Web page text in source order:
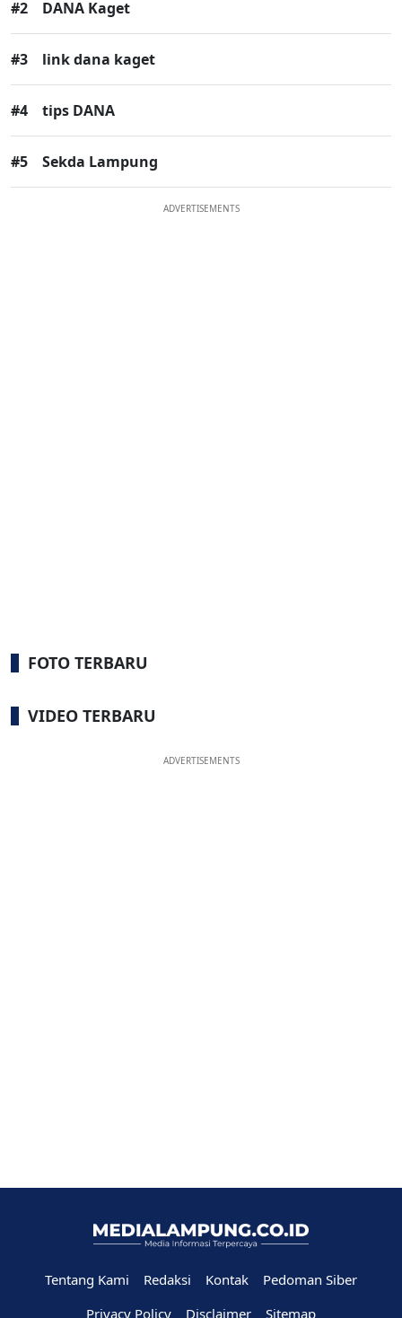
#2 DANA Kaget
#3 link dana kaget
#4 tips DANA
#5 Sekda Lampung
ADVERTISEMENTS
FOTO TERBARU
VIDEO TERBARU
ADVERTISEMENTS
Tentang Kami Redaksi Kontak
Pedoman Siber
Privacy Policy
Disclaimer Sitemap